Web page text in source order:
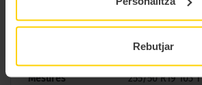
Rebutjar
Marca
Pirelli
SCORPION
Mesures
255/50 R19 103 T